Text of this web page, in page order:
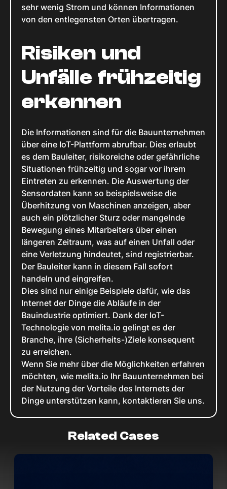
sehr wenig Strom und können Informationen
von den entlegensten Orten übertragen.
Risiken und
Unfälle frühzeitig
erkennen
Die Informationen sind für die Bauunternehmen
über eine IoT-Plattform abrufbar. Dies erlaubt
es dem Bauleiter, risikoreiche oder gefährliche
Situationen frühzeitig und sogar vor ihrem
Eintreten zu erkennen. Die Auswertung der
Sensordaten kann so beispielsweise die
Überhitzung von Maschinen anzeigen, aber
auch ein plötzlicher Sturz oder mangelnde
Bewegung eines Mitarbeiters über einen
längeren Zeitraum, was auf einen Unfall oder
eine Verletzung hindeutet, sind registrierbar.
Der Bauleiter kann in diesem Fall sofort
handeln und eingreifen.
Dies sind nur einige Beispiele dafür, wie das
Internet der Dinge die Abläufe in der
Bauindustrie optimiert. Dank der IoT-
Technologie von melita.io gelingt es der
Branche, ihre (Sicherheits-)Ziele konsequent
zu erreichen.
Wenn Sie mehr über die Möglichkeiten erfahren
möchten, wie melita.io Ihr Bauunternehmen bei
der Nutzung der Vorteile des Internets der
Dinge unterstützen kann, kontaktieren Sie uns.
Related Cases